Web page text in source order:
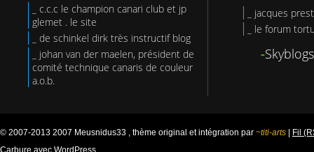
_ c.c.c le champion canari club et jp
glemet . le site
_ de schinkel dirk très instructif blog
_ johan van der maelen, président de
comité technique canaris de couleur
a.o.b.
_ jacques
_ le forum
-Skyblogs
© 2007-2013 2007 Meusnidus33 , thème original et intégration par ~titi-arts | Fil
Carbure avec WordPress